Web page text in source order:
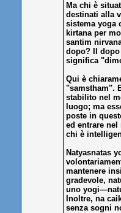
Ma chi è
destinati alla
sistema yoga
kirtana per
santim
dopo? Il dopo
significa
Qui è
"samstham".
stabilito nel
luogo; ma
poste in
ed entrare
chi è
Natyasnatas
mantenere
gradevole,
uno
Inoltre, na
senza sogni